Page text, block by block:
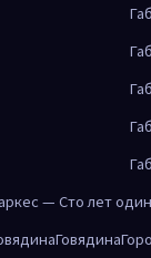
— Сто лет
Говядина